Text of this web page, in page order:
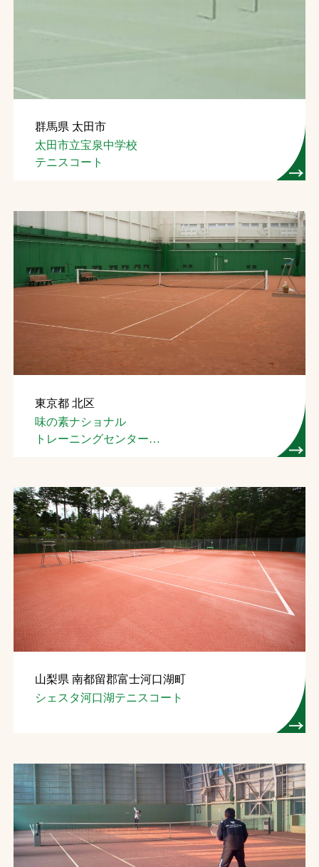
群馬県 太田市
太田市立宝泉中学校
テニスコート
東京都 北区
味の素ナショナル
トレーニングセンター
山梨県 南都留郡富士河口湖町
シェスタ河口湖テニスコート